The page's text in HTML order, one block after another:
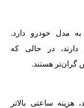
مدل خودرو دارد.
دارند، در حالی که
گران‌تر هستند.
ساعتی بالاتر